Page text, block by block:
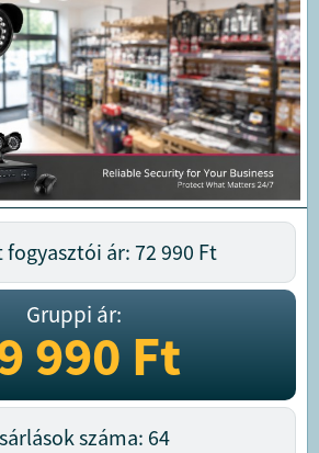
ár: 72 990 Ft
Gruppi ár:
990Ft
száma: 64